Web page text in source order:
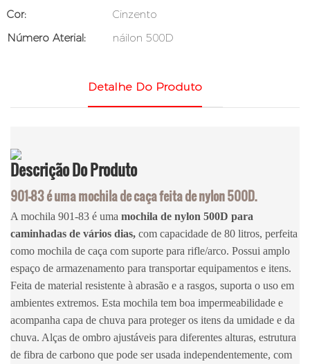
Cor:
Cinzento
Número Aterial:
náilon 500D
Detalhe Do Produto
DescriçãoDo Produto
901-83 é uma mochila de caça feita de nylon 500D.
A mochila 901-83 é uma mochila de nylon 500D para
caminhadas de vários dias, com capacidade de 80 litros, perfeita
como mochila de caça com suporte para rifle/arco. Possui amplo
espaço de armazenamento para transportar equipamentos e itens.
Feita de material resistente à abrasão e a rasgos, suporta o uso em
ambientes extremos. Esta mochila tem boa impermeabilidade e
acompanha capa de chuva para proteger os itens da umidade e da
chuva. Alças de ombro ajustáveis ​​para diferentes alturas, estrutura
de fibra de carbono que pode ser usada independentemente, com